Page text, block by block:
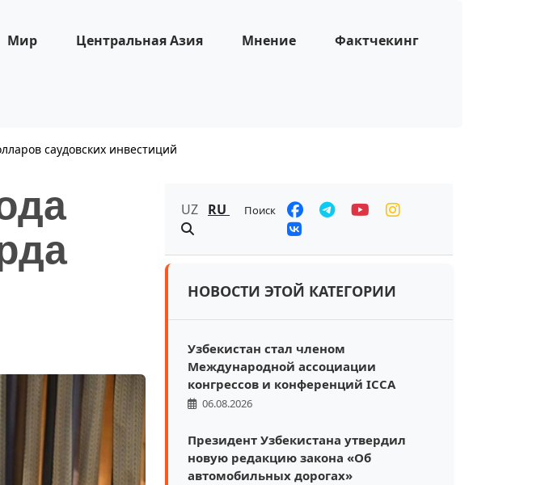
Мир Центральная Азия Мнение Фактчекинг
саудовских инвестиций
UZ RU Поиск
НОВОСТИ ЭТОЙ КАТЕГОРИИ
Узбекистан стал членом
Международной ассоциации
конгрессов и конференций ICCA
06.08.2026
Президент Узбекистана утвердил
новую редакцию закона «Об
автомобильных дорогах»